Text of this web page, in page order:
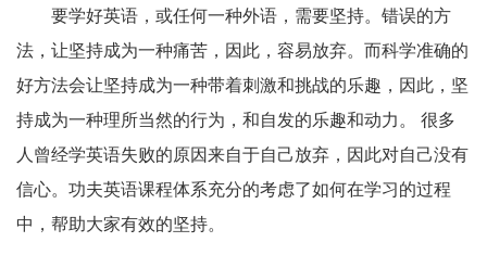
要学好英语，或任何一种外语，需要坚持。错误的方
法，让坚持成为一种痛苦，因此，容易放弃。而科学准确的
好方法会让坚持成为一种带着刺激和挑战的乐趣，因此，坚
持成为一种理所当然的行为，和自发的乐趣和动力。 很多
人曾经学英语失败的原因来自于自己放弃，因此对自己没有
信心。功夫英语课程体系充分的考虑了如何在学习的过程
中，帮助大家有效的坚持。